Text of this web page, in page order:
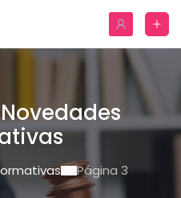
Novedades
Página 3